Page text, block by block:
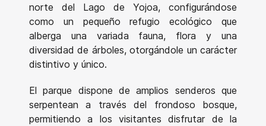
norte del Lago de Yojoa, configurándose
como un pequeño refugio ecológico que
alberga una variada fauna, flora y una
diversidad de árboles, otorgándole un carácter
distintivo y único.
El parque dispone de amplios senderos que
serpentean a través del frondoso bosque,
permitiendo a los visitantes disfrutar de la